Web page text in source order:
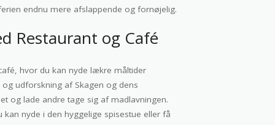
endnu mere afslappende og fornøjelig.
Restaurant og Café
hvor du kan nyde lækre måltider
udforskning af Skagen og dens
og lade andre tage sig af madlavningen.
nyde i den hyggelige spisestue eller få